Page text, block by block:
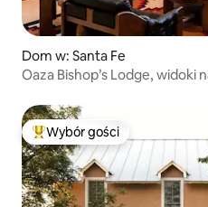
Dom w: Santa Fe
Oaza Bishop’s Lodge, widoki
Najpopularniejsze z kategorii
Wybór gości